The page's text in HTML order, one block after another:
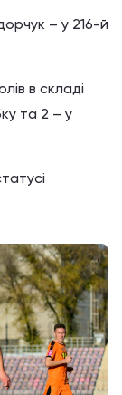
– у 216-й
в складі
та 2 – у